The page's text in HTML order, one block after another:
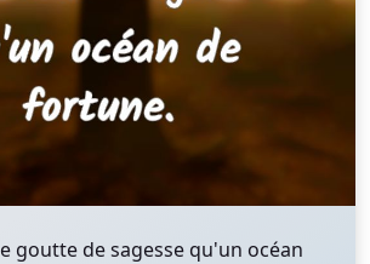
goutte de sagesse qu'un océan